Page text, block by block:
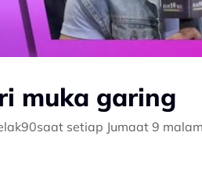
muka garing
setiap Jumaat 9